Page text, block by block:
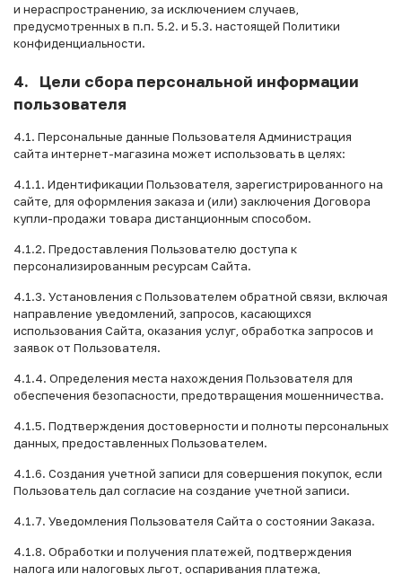
и нераспространению, за исключением случаев,
предусмотренных в п.п. 5.2. и 5.3. настоящей Политики
конфиденциальности.
4. Цели сбора персональной информации
пользователя
4.1. Персональные данные Пользователя Администрация
сайта интернет-магазина может использовать в целях:
4.1.1. Идентификации Пользователя, зарегистрированного на
сайте, для оформления заказа и (или) заключения Договора
купли-продажи товара дистанционным способом.
4.1.2. Предоставления Пользователю доступа к
персонализированным ресурсам Сайта.
4.1.3. Установления с Пользователем обратной связи, включая
направление уведомлений, запросов, касающихся
использования Сайта, оказания услуг, обработка запросов и
заявок от Пользователя.
4.1.4. Определения места нахождения Пользователя для
обеспечения безопасности, предотвращения мошенничества.
4.1.5. Подтверждения достоверности и полноты персональных
данных, предоставленных Пользователем.
4.1.6. Создания учетной записи для совершения покупок, если
Пользователь дал согласие на создание учетной записи.
4.1.7. Уведомления Пользователя Сайта о состоянии Заказа.
4.1.8. Обработки и получения платежей, подтверждения
налога или налоговых льгот, оспаривания платежа,